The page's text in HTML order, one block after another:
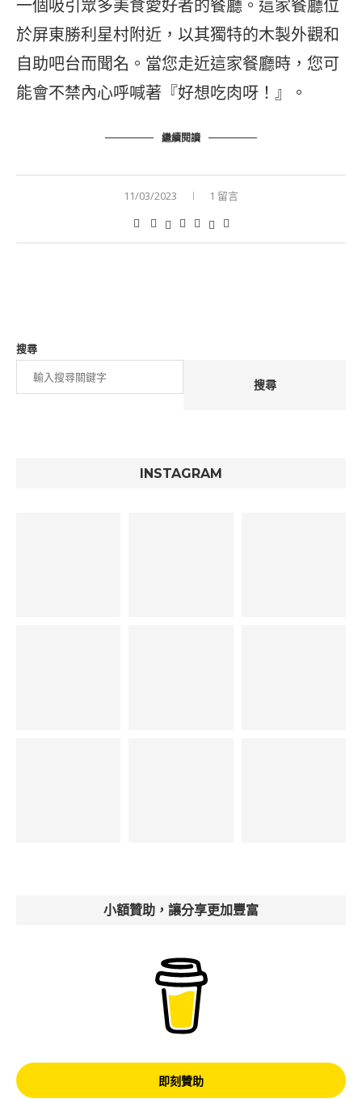
一個吸引眾多美食愛好者的餐廳。這家餐廳位
於屏東勝利星村附近，以其獨特的木製外觀和
自助吧台而聞名。當您走近這家餐廳時，您可
能會不禁內心呼喊著『好想吃肉呀！』。
繼續閱讀
11/03/2023 1 留言
搜尋
搜尋
INSTAGRAM
小額贊助，讓分享更加豐富
即刻贊助